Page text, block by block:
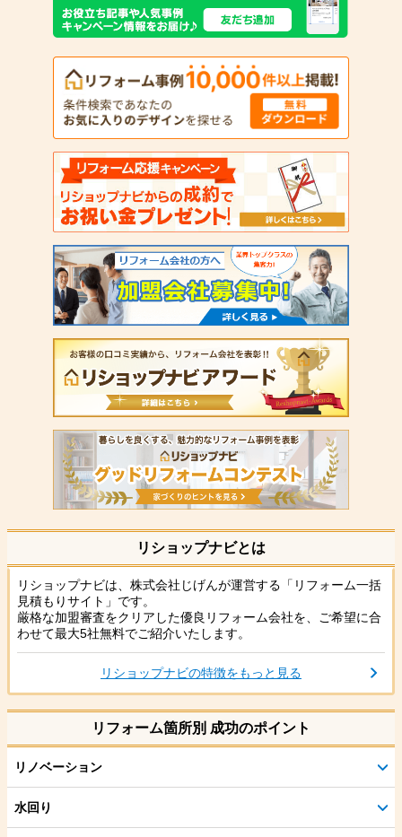
リショップナビとは
リショップナビは、株式会社じげんが運営する「リフォーム一括
見積もりサイト」です。
厳格な加盟審査をクリアした優良リフォーム会社を、ご希望に合
わせて最大5社無料でご紹介いたします。
リショップナビの特徴をもっと見る
リフォーム箇所別 成功のポイント
リノベーション
水回り